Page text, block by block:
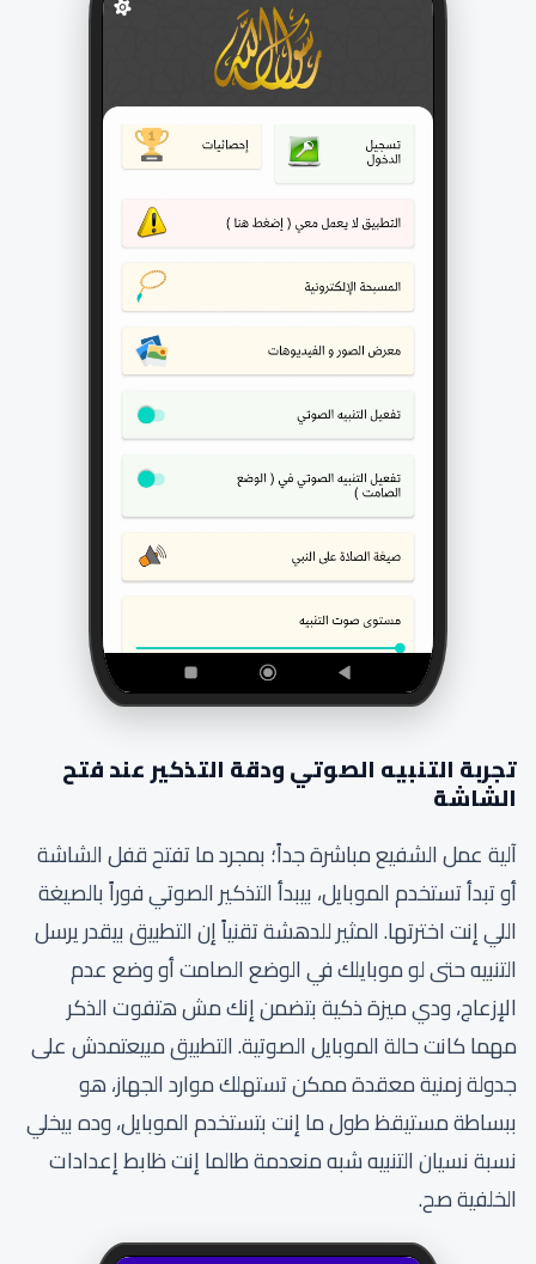
تجربة التنبيه الصوتي ودقة التذكير عند فتح
الشاشة
آلية عمل الشفيع مباشرة جداً؛ بمجرد ما تفتح قفل الشاشة
أو تبدأ تستخدم الموبايل، بيبدأ التذكير الصوتي فوراً بالصيغة
اللي إنت اخترتها. المثير للدهشة تقنياً إن التطبيق بيقدر يرسل
التنبيه حتى لو موبايلك في الوضع الصامت أو وضع عدم
الإزعاج، ودي ميزة ذكية بتضمن إنك مش هتفوت الذكر
مهما كانت حالة الموبايل الصوتية. التطبيق مبيعتمدش على
جدولة زمنية معقدة ممكن تستهلك موارد الجهاز، هو
ببساطة مستيقظ طول ما إنت بتستخدم الموبايل، وده بيخلي
نسبة نسيان التنبيه شبه منعدمة طالما إنت ظابط إعدادات
الخلفية صح.